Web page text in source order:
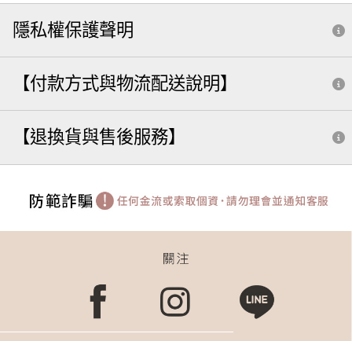
隱私權保護聲明
【付款方式與物流配送說明】
【退換貨與售後服務】